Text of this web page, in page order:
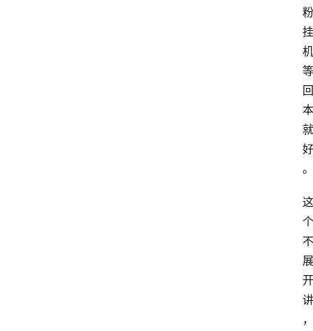
粉
挂
机
等
回
本
就
好
。
这
个
不
展
开
讲
，